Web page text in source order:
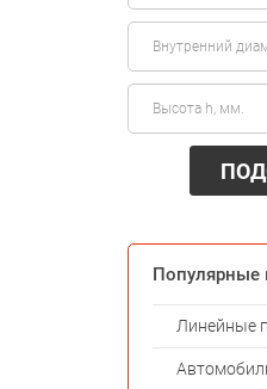
Популярные
Линейные